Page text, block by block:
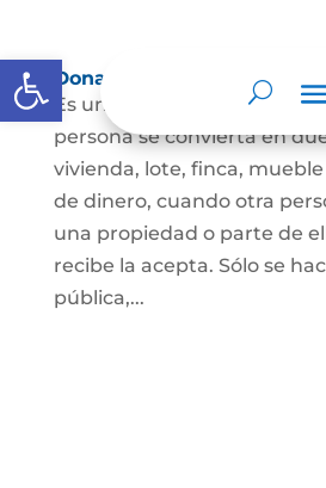
Abrir barra de herramientas
Donación
Es uno de los contratos
persona se convierta en
vivienda, lote, finca,
de dinero, cuando otra
una propiedad o parte de
recibe la acepta. Sólo se
pública,...